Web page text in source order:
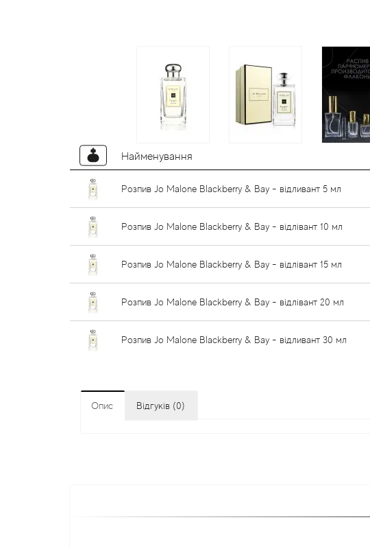
Найменування
Розпив Jo Malone Blackberry & Bay - відливант 5 мл
Розпив Jo Malone Blackberry & Bay - відлівант 10 мл
Розпив Jo Malone Blackberry & Bay - відлівант 15 мл
Розпив Jo Malone Blackberry & Bay - відлівант 20 мл
Розпив Jo Malone Blackberry & Bay - відливант 30 мл
Опис Відгуків (0)